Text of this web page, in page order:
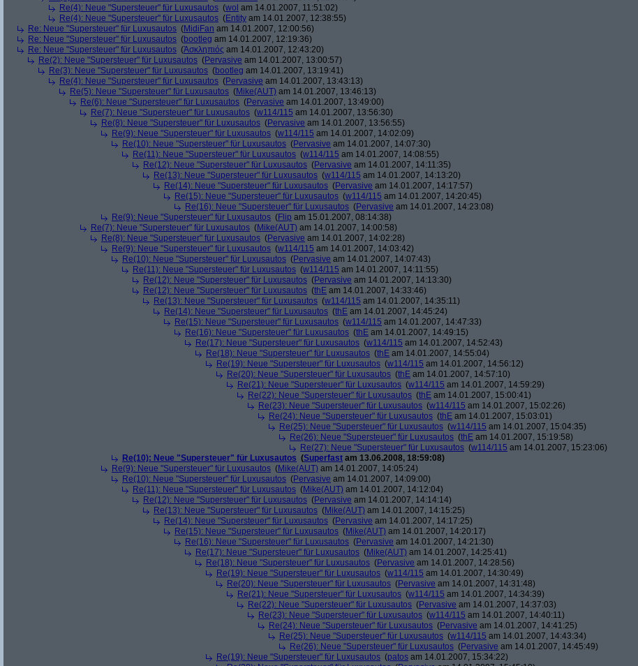
Re(4): Neue "Supersteuer" für Luxusautos (wol am 14.01.2007, 11:51:02)
Re(4): Neue "Supersteuer" für Luxusautos (Entity am 14.01.2007, 12:38:55)
Re: Neue "Supersteuer" für Luxusautos (MidiFan am 14.01.2007, 12:00:56)
Re: Neue "Supersteuer" für Luxusautos (bootleg am 14.01.2007, 12:19:36)
Re: Neue "Supersteuer" für Luxusautos (Ἀσκληπιός am 14.01.2007, 12:43:20)
Re(2): Neue "Supersteuer" für Luxusautos (Pervasive am 14.01.2007, 13:00:57)
Re(3): Neue "Supersteuer" für Luxusautos (bootleg am 14.01.2007, 13:19:41)
Re(4): Neue "Supersteuer" für Luxusautos (Pervasive am 14.01.2007, 13:43:13)
Re(5): Neue "Supersteuer" für Luxusautos (Mike(AUT) am 14.01.2007, 13:46:13)
Re(6): Neue "Supersteuer" für Luxusautos (Pervasive am 14.01.2007, 13:49:00)
Re(7): Neue "Supersteuer" für Luxusautos (w114/115 am 14.01.2007, 13:56:30)
Re(8): Neue "Supersteuer" für Luxusautos (Pervasive am 14.01.2007, 13:56:55)
Re(9): Neue "Supersteuer" für Luxusautos (w114/115 am 14.01.2007, 14:02:09)
Re(10): Neue "Supersteuer" für Luxusautos (Pervasive am 14.01.2007, 14:07:30)
Re(11): Neue "Supersteuer" für Luxusautos (w114/115 am 14.01.2007, 14:08:55)
Re(12): Neue "Supersteuer" für Luxusautos (Pervasive am 14.01.2007, 14:11:35)
Re(13): Neue "Supersteuer" für Luxusautos (w114/115 am 14.01.2007, 14:13:20)
Re(14): Neue "Supersteuer" für Luxusautos (Pervasive am 14.01.2007, 14:17:57)
Re(15): Neue "Supersteuer" für Luxusautos (w114/115 am 14.01.2007, 14:20:45)
Re(16): Neue "Supersteuer" für Luxusautos (Pervasive am 14.01.2007, 14:23:08)
Re(9): Neue "Supersteuer" für Luxusautos (Flip am 15.01.2007, 08:14:38)
Re(7): Neue "Supersteuer" für Luxusautos (Mike(AUT) am 14.01.2007, 14:00:58)
Re(8): Neue "Supersteuer" für Luxusautos (Pervasive am 14.01.2007, 14:02:28)
Re(9): Neue "Supersteuer" für Luxusautos (w114/115 am 14.01.2007, 14:03:42)
Re(10): Neue "Supersteuer" für Luxusautos (Pervasive am 14.01.2007, 14:07:43)
Re(11): Neue "Supersteuer" für Luxusautos (w114/115 am 14.01.2007, 14:11:55)
Re(12): Neue "Supersteuer" für Luxusautos (Pervasive am 14.01.2007, 14:13:30)
Re(12): Neue "Supersteuer" für Luxusautos (thE am 14.01.2007, 14:33:46)
Re(13): Neue "Supersteuer" für Luxusautos (w114/115 am 14.01.2007, 14:35:11)
Re(14): Neue "Supersteuer" für Luxusautos (thE am 14.01.2007, 14:45:24)
Re(15): Neue "Supersteuer" für Luxusautos (w114/115 am 14.01.2007, 14:47:33)
Re(16): Neue "Supersteuer" für Luxusautos (thE am 14.01.2007, 14:49:15)
Re(17): Neue "Supersteuer" für Luxusautos (w114/115 am 14.01.2007, 14:52:43)
Re(18): Neue "Supersteuer" für Luxusautos (thE am 14.01.2007, 14:55:04)
Re(19): Neue "Supersteuer" für Luxusautos (w114/115 am 14.01.2007, 14:56:12)
Re(20): Neue "Supersteuer" für Luxusautos (thE am 14.01.2007, 14:57:10)
Re(21): Neue "Supersteuer" für Luxusautos (w114/115 am 14.01.2007, 14:59:29)
Re(22): Neue "Supersteuer" für Luxusautos (thE am 14.01.2007, 15:00:41)
Re(23): Neue "Supersteuer" für Luxusautos (w114/115 am 14.01.2007, 15:02:26)
Re(24): Neue "Supersteuer" für Luxusautos (thE am 14.01.2007, 15:03:01)
Re(25): Neue "Supersteuer" für Luxusautos (w114/115 am 14.01.2007, 15:04:35)
Re(26): Neue "Supersteuer" für Luxusautos (thE am 14.01.2007, 15:19:58)
Re(27): Neue "Supersteuer" für Luxusautos (w114/115 am 14.01.2007, 15:23:06)
Re(10): Neue "Supersteuer" für Luxusautos (Superfast am 13.06.2008, 18:59:08)
Re(9): Neue "Supersteuer" für Luxusautos (Mike(AUT) am 14.01.2007, 14:05:24)
Re(10): Neue "Supersteuer" für Luxusautos (Pervasive am 14.01.2007, 14:09:00)
Re(11): Neue "Supersteuer" für Luxusautos (Mike(AUT) am 14.01.2007, 14:12:04)
Re(12): Neue "Supersteuer" für Luxusautos (Pervasive am 14.01.2007, 14:14:14)
Re(13): Neue "Supersteuer" für Luxusautos (Mike(AUT) am 14.01.2007, 14:15:25)
Re(14): Neue "Supersteuer" für Luxusautos (Pervasive am 14.01.2007, 14:17:25)
Re(15): Neue "Supersteuer" für Luxusautos (Mike(AUT) am 14.01.2007, 14:20:17)
Re(16): Neue "Supersteuer" für Luxusautos (Pervasive am 14.01.2007, 14:21:30)
Re(17): Neue "Supersteuer" für Luxusautos (Mike(AUT) am 14.01.2007, 14:25:41)
Re(18): Neue "Supersteuer" für Luxusautos (Pervasive am 14.01.2007, 14:28:56)
Re(19): Neue "Supersteuer" für Luxusautos (w114/115 am 14.01.2007, 14:30:49)
Re(20): Neue "Supersteuer" für Luxusautos (Pervasive am 14.01.2007, 14:31:48)
Re(21): Neue "Supersteuer" für Luxusautos (w114/115 am 14.01.2007, 14:34:39)
Re(22): Neue "Supersteuer" für Luxusautos (Pervasive am 14.01.2007, 14:37:03)
Re(23): Neue "Supersteuer" für Luxusautos (w114/115 am 14.01.2007, 14:40:11)
Re(24): Neue "Supersteuer" für Luxusautos (Pervasive am 14.01.2007, 14:41:25)
Re(25): Neue "Supersteuer" für Luxusautos (w114/115 am 14.01.2007, 14:43:34)
Re(26): Neue "Supersteuer" für Luxusautos (Pervasive am 14.01.2007, 14:45:49)
Re(19): Neue "Supersteuer" für Luxusautos (patos am 14.01.2007, 15:34:22)